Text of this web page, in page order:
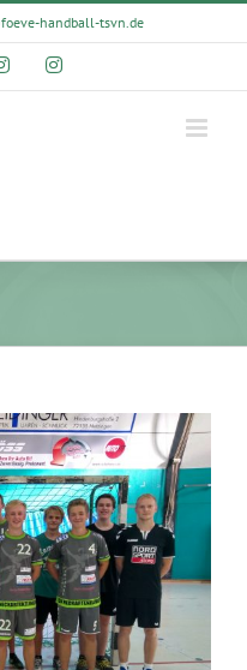
handball-tsvn.de
InstagramInstagram